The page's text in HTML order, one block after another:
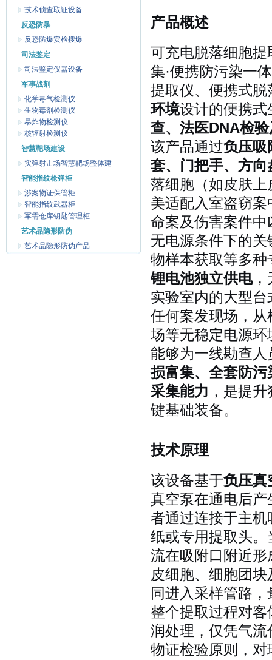
技术侦查取证设备
反恐防暴
反恐防爆安检搜爆
司法鉴定
司法鉴定仪器设备
军事战剂
化学毒气检测仪
生物毒剂检测仪
暴炸物检测仪
核辐射检测仪
智慧靶场建设
实弹射击场智慧靶场整体建
智能指纹枪弹柜
涉案物证保管柜
智能指纹武器柜
军需仓库钥匙管理柜
艺术品隐形防伪
艺术品隐形防伪产品
产品概述
可充电脱落细胞
集·便携防污染一
提取仪、便携式
环境设计的便携式
查、法医DNA检
该产品通过负压吸
套、门把手、方
落细胞（如皮肤上
美适配入室盗窃
命案及伤害案件
无电源条件下的
物样本获取等多
锂电池独立供电，
实验室内的大型
任何案发现场，
场等无稳定电源
能够为一线勘查
损富集、全套防
采集能力 ，是提
键基础装备。
技术原理
该设备基于负压真
真空泵在通电后
者通过连接于主
纸或专用提取头
流在吸附口附近
皮细胞、细胞团
同进入采样管路
整个提取过程对
润处理，仅凭气流
物证检验原则，